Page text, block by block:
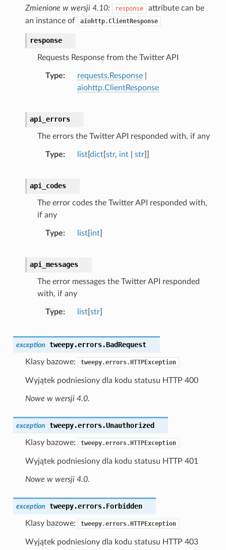
Zmienione w wersji 4.10: response
attribute can be
an instance of
aiohttp.ClientResponse
response
Requests Response from the Twitter API
Type requests.Response|
aiohttp.ClientResponse
api_errors
The errors the Twitter API responded with, if any
Type list[ dict[ str, int| str]]
api_codes
The error codes the Twitter API responded with,
if any
Type list[ int]
api_messages
The error messages the Twitter API responded
with, if any
Type list[ str]
exception tweepy.errors.BadRequest
Klasy bazowe: tweepy.errors.HTTPException
Wyjątek podniesiony dla kodu statusu HTTP 400
Nowe w wersji 4.0.
exception tweepy.errors.Unauthorized
Klasy bazowe: tweepy.errors.HTTPException
Wyjątek podniesiony dla kodu statusu HTTP 401
Nowe w wersji 4.0.
exception tweepy.errors.Forbidden
Klasy bazowe: tweepy.errors.HTTPException
Wyjątek podniesiony dla kodu statusu HTTP 403